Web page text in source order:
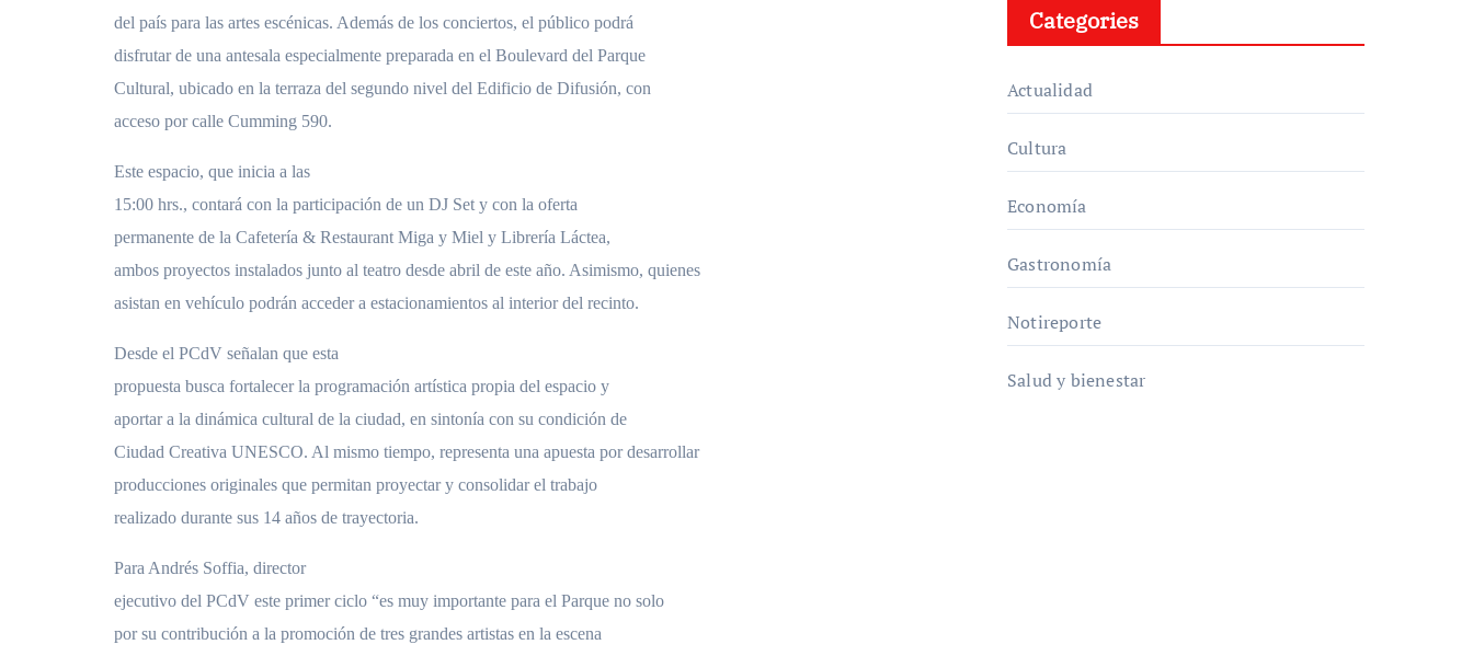
del país para las artes escénicas. Además de los conciertos, el público podrá
disfrutar de una antesala especialmente preparada en el Boulevard del Parque
Cultural, ubicado en la terraza del segundo nivel del Edificio de Difusión, con
acceso por calle Cumming 590.
Este espacio, que inicia a las
15:00 hrs., contará con la participación de un DJ Set y con la oferta
permanente de la Cafetería & Restaurant Miga y Miel y Librería Láctea,
ambos proyectos instalados junto al teatro desde abril de este año. Asimismo, quienes
asistan en vehículo podrán acceder a estacionamientos al interior del recinto.
Desde el PCdV señalan que esta
propuesta busca fortalecer la programación artística propia del espacio y
aportar a la dinámica cultural de la ciudad, en sintonía con su condición de
Ciudad Creativa UNESCO. Al mismo tiempo, representa una apuesta por desarrollar
producciones originales que permitan proyectar y consolidar el trabajo
realizado durante sus 14 años de trayectoria.
Para Andrés Soffia, director
ejecutivo del PCdV este primer ciclo “es muy importante para el Parque no solo
por su contribución a la promoción de tres grandes artistas en la escena
Categories
Actualidad
Cultura
Economía
Gastronomía
Notireporte
Salud y bienestar